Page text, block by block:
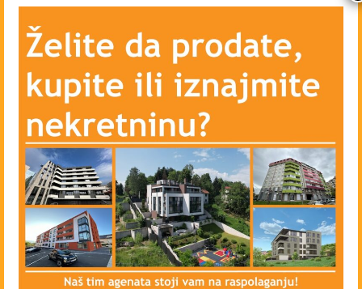
– Ostavu
– Centralno grijanje – gradsko – Toplane
– Klima uređaj
– Blindirana vrata, interfon
– Vanjsku PVC stolariju i unutrašnju drvenu
stolariju
– Priključke kablovske televizije i interneta
– Parking ispred zgrade – javni